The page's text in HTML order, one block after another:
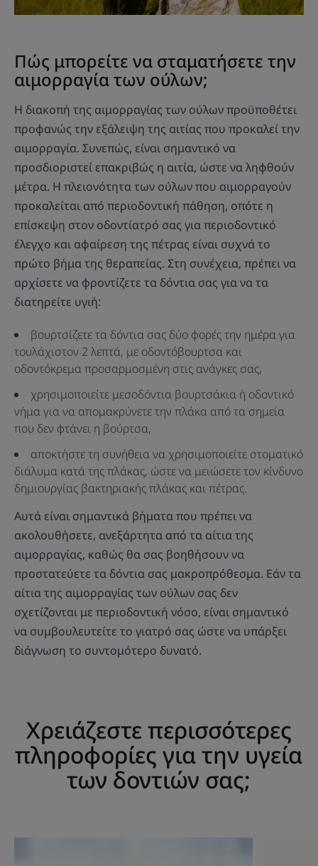
Πώς μπορείτε να σταματήσετε την
αιμορραγία των ούλων;
Η διακοπή της αιμορραγίας των ούλων προϋποθέτει
προφανώς την εξάλειψη της αιτίας που προκαλεί την
αιμορραγία. Συνεπώς, είναι σημαντικό να
προσδιοριστεί επακριβώς η αιτία, ώστε να ληφθούν
μέτρα. Η πλειονότητα των ούλων που αιμορραγούν
προκαλείται από περιοδοντική πάθηση, οπότε η
επίσκεψη στον οδοντίατρό σας για περιοδοντικό
έλεγχο και αφαίρεση της πέτρας είναι συχνά το
πρώτο βήμα της θεραπείας. Στη συνέχεια, πρέπει να
αρχίσετε να φροντίζετε τα δόντια σας για να τα
διατηρείτε υγιή:
βουρτσίζετε τα δόντια σας δύο φορές την ημέρα για
τουλάχιστον 2 λεπτά, με οδοντόβουρτσα και
οδοντόκρεμα προσαρμοσμένη στις ανάγκες σας,
χρησιμοποιείτε μεσοδόντια βουρτσάκια ή οδοντικό
νήμα για να απομακρύνετε την πλάκα από τα σημεία
που δεν φτάνει η βούρτσα,
αποκτήστε τη συνήθεια να χρησιμοποιείτε στοματικό
διάλυμα κατά της πλάκας, ώστε να μειώσετε τον κίνδυνο
δημιουργίας βακτηριακής πλάκας και πέτρας.
Αυτά είναι σημαντικά βήματα που πρέπει να
ακολουθήσετε, ανεξάρτητα από τα αίτια της
αιμορραγίας, καθώς θα σας βοηθήσουν να
προστατεύετε τα δόντια σας μακροπρόθεσμα. Εάν τα
αίτια της αιμορραγίας των ούλων σας δεν
σχετίζονται με περιοδοντική νόσο, είναι σημαντικό
να συμβουλευτείτε το γιατρό σας ώστε να υπάρξει
διάγνωση το συντομότερο δυνατό.
Χρειάζεστε περισσότερες
πληροφορίες για την υγεία
των δοντιών σας;